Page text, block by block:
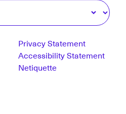
Privacy Statement
Accessibility Statement
Netiquette